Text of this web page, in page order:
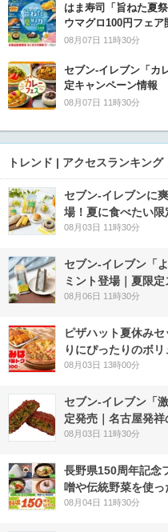
はま寿司「旨ねた夏
ウマグロ100円フェア
08月07日 11時30分
セブン‐イレブン「カ
定キャンペーン情報
08月07日 11時30分
トレンド | アクセスランキング
セブン‐イレブンに
場！夏に食べたい限
08月03日 11時30分
セブン‐イレブン「
ミント登場｜夏限
08月06日 11時30分
ピザハット夏休み
りにぴったりのボ
08月03日 13時00分
セブン-イレブン「
定発売｜名古屋発
08月03日 11時30分
長野県150周年記
噌や伝統野菜を使
08月04日 11時30分